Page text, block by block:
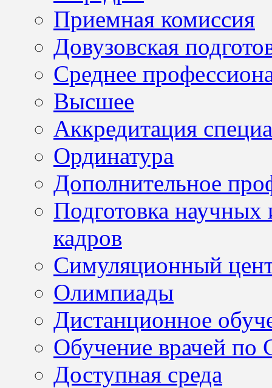
Приемная комиссия
Довузовская
Среднее
Высшее
Аккредитация
Ординатура
Дополнительное
Подготовка научных
кадров
Симуляционный
Олимпиады
Дистанционное
Обучение врачей по
Доступная среда